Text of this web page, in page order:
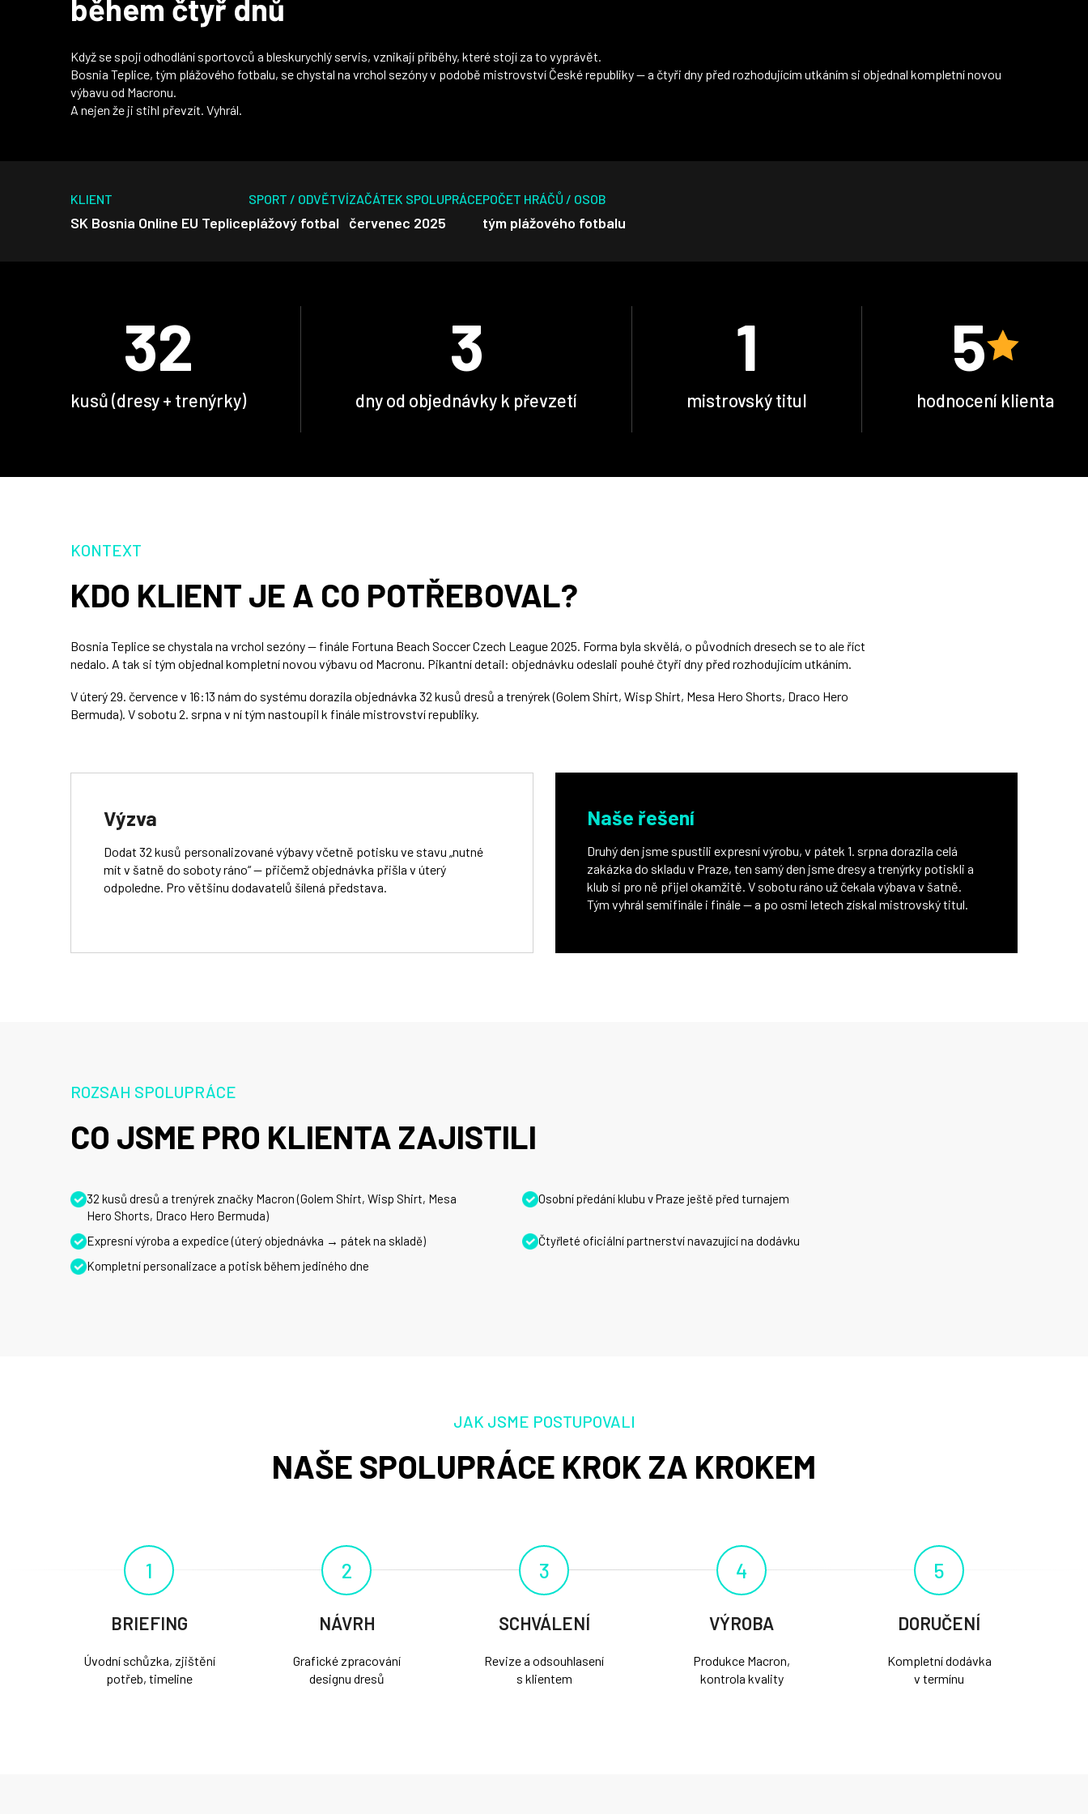
během čtyř dnů
Když se spojí odhodlání sportovců a bleskurychlý servis, vznikají příběhy, které stojí za to vyprávět.
Bosnia Teplice, tým plážového fotbalu, se chystal na vrchol sezóny v podobě mistrovství České republiky — a čtyři dny před rozhodujícím utkáním si objednal kompletní novou
výbavu od Macronu.
A nejen že ji stihl převzít. Vyhrál.
KLIENT
SK Bosnia Online EU Teplice
SPORT / ODVĚTVÍ
plážový fotbal
ZAČÁTEK SPOLUPRÁCE
červenec 2025
POČET HRÁČŮ / OSOB
tým plážového fotbalu
32
kusů (dresy + trenýrky)
3
dny od objednávky k převzetí
1
mistrovský titul
5
hodnocení klienta
KONTEXT
KDO KLIENT JE A CO POTŘEBOVAL?
Bosnia Teplice se chystala na vrchol sezóny — finále Fortuna Beach Soccer Czech League 2025. Forma byla skvělá, o původních dresech se to ale říct
nedalo. A tak si tým objednal kompletní novou výbavu od Macronu. Pikantní detail: objednávku odeslali pouhé čtyři dny před rozhodujícím utkáním.
V úterý 29. července v 16:13 nám do systému dorazila objednávka 32 kusů dresů a trenýrek (Golem Shirt, Wisp Shirt, Mesa Hero Shorts, Draco Hero
Bermuda). V sobotu 2. srpna v ní tým nastoupil k finále mistrovství republiky.
Výzva
Dodat 32 kusů personalizované výbavy včetně potisku ve stavu „nutné
mít v šatně do soboty ráno“ — přičemž objednávka přišla v úterý
odpoledne. Pro většinu dodavatelů šílená představa.
Naše řešení
Druhý den jsme spustili expresní výrobu, v pátek 1. srpna dorazila celá
zakázka do skladu v Praze, ten samý den jsme dresy a trenýrky potiskli a
klub si pro ně přijel okamžitě. V sobotu ráno už čekala výbava v šatně.
Tým vyhrál semifinále i finále — a po osmi letech získal mistrovský titul.
ROZSAH SPOLUPRÁCE
CO JSME PRO KLIENTA ZAJISTILI
32 kusů dresů a trenýrek značky Macron (Golem Shirt, Wisp Shirt, Mesa
Hero Shorts, Draco Hero Bermuda)
Expresní výroba a expedice (úterý objednávka → pátek na skladě)
Kompletní personalizace a potisk během jediného dne
Osobní předání klubu v Praze ještě před turnajem
Čtyřleté oficiální partnerství navazující na dodávku
JAK JSME POSTUPOVALI
NAŠE SPOLUPRÁCE KROK ZA KROKEM
1
BRIEFING
Úvodní schůzka, zjištění
potřeb, timeline
2
NÁVRH
Grafické zpracování
designu dresů
3
SCHVÁLENÍ
Revize a odsouhlasení
s klientem
4
VÝROBA
Produkce Macron,
kontrola kvality
5
DORUČENÍ
Kompletní dodávka
v termínu